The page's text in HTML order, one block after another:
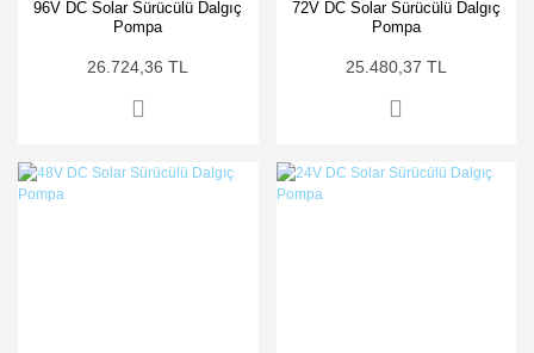
96V DC Solar Sürücülü Dalgıç
Pompa
26.724,36 TL
72V DC Solar Sürücülü Dalgıç
Pompa
25.480,37 TL